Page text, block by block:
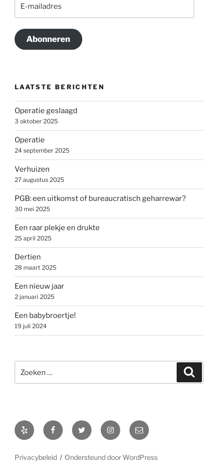
Abonneren
LAATSTE BERICHTEN
Operatie geslaagd
3 oktober 2025
Operatie
24 september 2025
Verhuizen
27 augustus 2025
PGB: een uitkomst of bureaucratisch geharrewar?
30 mei 2025
Een raar plekje en drukte
25 april 2025
Dertien
28 maart 2025
Een nieuw jaar
2 januari 2025
Een babybroertje!
19 juli 2024
naar:
Yelp FacebookTwitter Instagram
E-
mail
Privacybeleid Ondersteund door WordPress